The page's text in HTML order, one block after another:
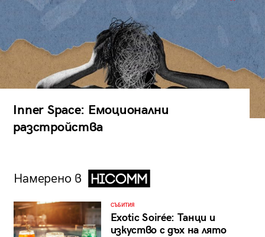
Inner Space: Емоционални
разстройства
Намерено в
СЪБИТИЯ
Exotic Soirée: Танци и
изкуство с дъх на лято